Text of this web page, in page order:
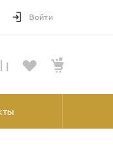
Войти